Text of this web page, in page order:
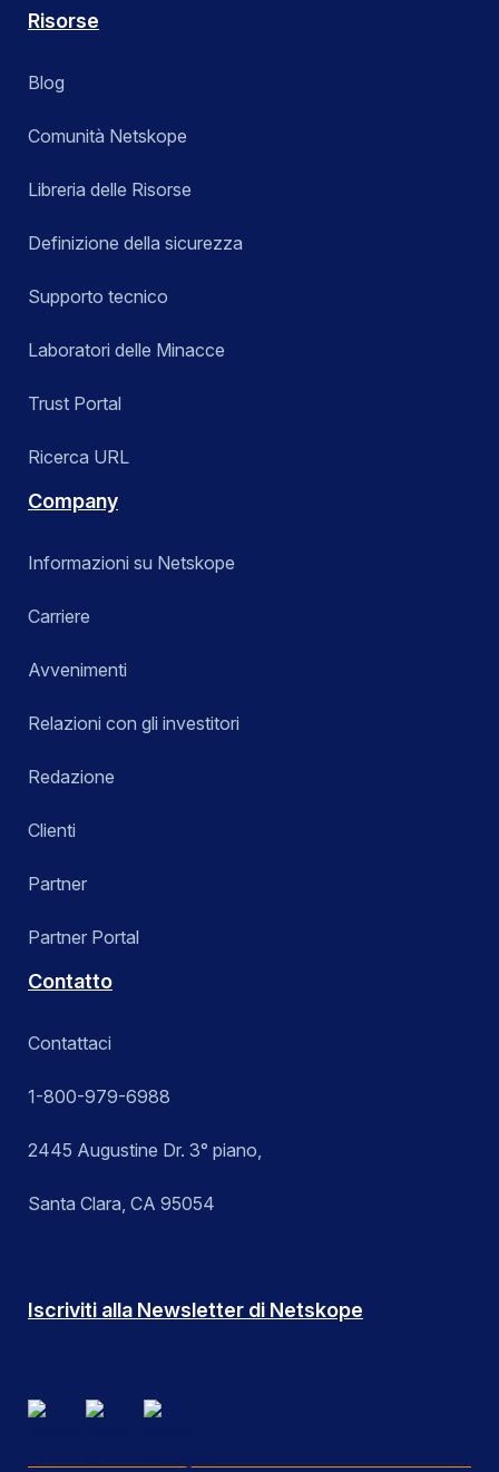
Risorse
Blog
Comunità Netskope
Libreria delle Risorse
Definizione della sicurezza
Supporto tecnico
Laboratori delle Minacce
Trust Portal
Ricerca URL
Company
Informazioni su Netskope
Carriere
Avvenimenti
Relazioni con gli investitori
Redazione
Clienti
Partner
Partner Portal
Contatto
Contattaci
1-800-979-6988
2445 Augustine Dr. 3° piano,
Santa Clara, CA 95054
Iscriviti alla Newsletter di Netskope